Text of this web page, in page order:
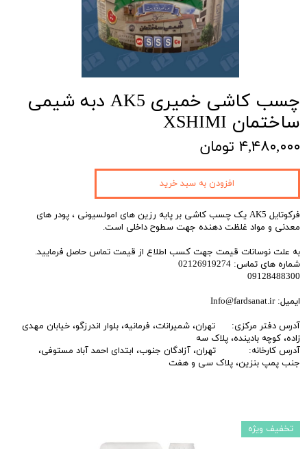
چسب کاشی خمیری AK5 دبه شیمی
ساختمان XSHIMI
۴,۴۸۰,۰۰۰ تومان
فرکوتایل AK5 یک چسب کاشی بر پایه رزین های امولسیونی ، پودر های
معدنی و مواد غلظت دهنده جهت سطوح داخلی است.
به علت نوسانات قیمت جهت کسب اطلاع از قیمت تماس حاصل فرمایید.
شماره های تماس: 02126919274
09128488300
ایمیل: Info@fardsanat.ir
آدرس دفتر مرکزی: تهران، شمیرانات، فرمانیه، بلوار اندرزگو، خیابان مهدی
زاده، کوچه بادینده، پلاک سه
آدرس کارخانه: تهران، آزادگان جنوب، ابتدای احمد آباد مستوفی،
جنب پمپ بنزین، پلاک سی و هفت
افزودن به سبد خرید
تخفیف ویژه